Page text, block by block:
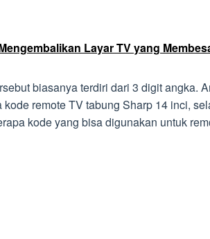
Layar TV yang
biasanya terdiri dari 3 digit angka.
remote TV tabung Sharp 14 inci,
kode yang bisa digunakan untuk